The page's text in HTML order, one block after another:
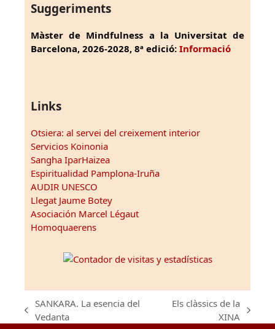
Suggeriments
Màster de Mindfulness a la Universitat de
Barcelona, 2026-2028, 8ª edició: Informació
Links
Otsiera: al servei del creixement interior
Servicios Koinonia
Sangha IparHaizea
Espiritualidad Pamplona-Iruña
AUDIR UNESCO
Llegat Jaume Botey
Asociación Marcel Légaut
Homoquaerens
previous
SANKARA. La esencia del
Vedanta
Els clàssics de la
XINA